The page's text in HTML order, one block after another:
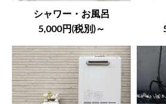
シャワー・お風呂
5,000円(税別)～